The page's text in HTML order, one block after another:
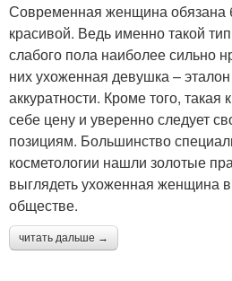
Современная женщина обязана
красивой. Ведь именно такой
слабого пола наиболее сильно
них ухоженная девушка – эталон
аккуратности. Кроме того, такая
себе цену и уверенно следует
позициям. Большинство
косметологии нашли золотые
выглядеть ухоженная женщина
обществе.
читать дальше →